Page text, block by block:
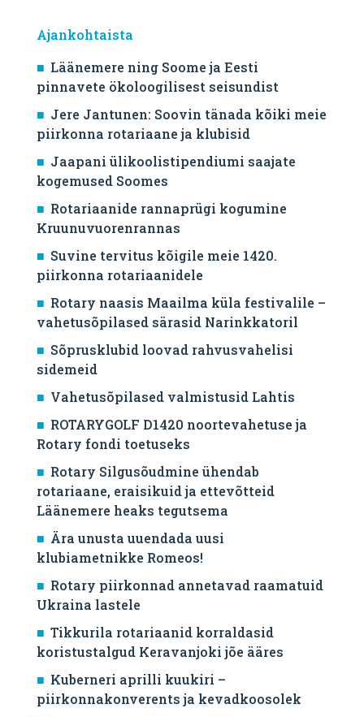
Ajankohtaista
Läänemere ning Soome ja Eesti
pinnavete ökoloogilisest seisundist
Jere Jantunen: Soovin tänada kõiki meie
piirkonna rotariaane ja klubisid
Jaapani ülikoolistipendiumi saajate
kogemused Soomes
Rotariaanide rannaprügi kogumine
Kruunuvuorenrannas
Suvine tervitus kõigile meie 1420.
piirkonna rotariaanidele
Rotary naasis Maailma küla festivalile –
vahetusõpilased särasid Narinkkatoril
Sõprusklubid loovad rahvusvahelisi
sidemeid
Vahetusõpilased valmistusid Lahtis
ROTARYGOLF D1420 noortevahetuse ja
Rotary fondi toetuseks
Rotary Silgusõudmine ühendab
rotariaane, eraisikuid ja ettevõtteid
Läänemere heaks tegutsema
Ära unusta uuendada uusi
klubiametnikke Romeos!
Rotary piirkonnad annetavad raamatuid
Ukraina lastele
Tikkurila rotariaanid korraldasid
koristustalgud Keravanjoki jõe ääres
Kuberneri aprilli kuukiri –
piirkonnakonverents ja kevadkoosolek